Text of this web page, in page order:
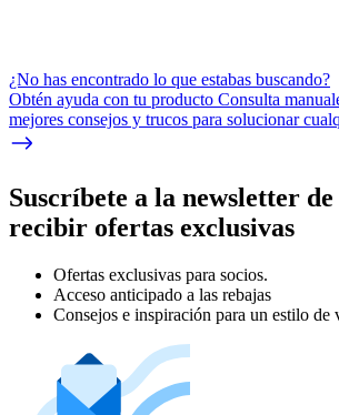
¿No has encontrado lo que estabas buscando?
Obtén ayuda con tu producto Consulta
mejores consejos y trucos para solucionar
Suscríbete a la newsletter
recibir ofertas exclusivas
Ofertas exclusivas para socios.
Acceso anticipado a las rebajas
Consejos e inspiración para un estilo de